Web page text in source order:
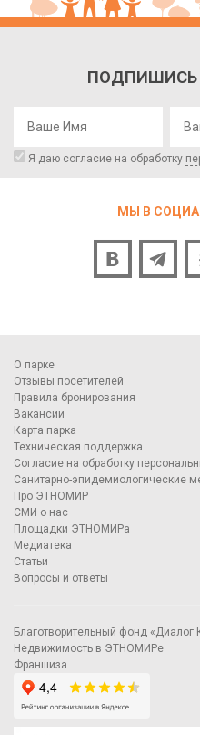
ПОДПИШИСЬ
Я даю согласие на обработку
МЫ В
О парке
Отзывы посетителей
Правила бронирования
Вакансии
Карта парка
Техническая поддержка
Согласие на обработку
Санитарно-эпидемиологические
Про ЭТНОМИР
СМИ о нас
Площадки ЭТНОМИРа
Медиатека
Статьи
Вопросы и ответы
Благотворительный фонд «Диалог
Недвижимость в ЭТНОМИРе
Франшиза